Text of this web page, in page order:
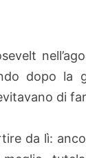
dopo la
di
da lì: